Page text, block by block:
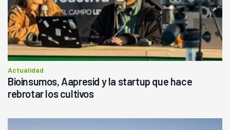
Actualidad
Bioinsumos, Aapresid y la startup que hace
rebrotar los cultivos